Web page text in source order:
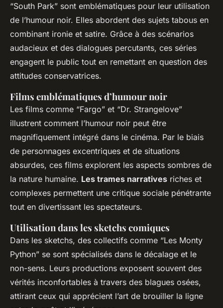
“South Park” sont emblématiques pour leur utilisation
de l’humour noir. Elles abordent des sujets tabous en
combinant ironie et satire. Grâce à des scénarios
audacieux et des dialogues percutants, ces séries
engagent le public tout en remettant en question des
attitudes conservatrices.
Films emblématiques d’humour noir
Les films comme “Fargo” et “Dr. Strangelove”
illustrent comment l’humour noir peut être
magnifiquement intégré dans le cinéma. Par le biais
de personnages excentriques et de situations
absurdes, ces films explorent les aspects sombres de
la nature humaine. Les trames narratives riches et
complexes permettent une critique sociale pénétrante
tout en divertissant les spectateurs.
Utilisation dans les sketchs comiques
Dans les sketchs, des collectifs comme “Les Monty
Python” se sont spécialisés dans le décalage et le
non-sens. Leurs productions exposent souvent des
vérités inconfortables à travers des blagues osées,
attirant ceux qui apprécient l’art de brouiller la ligne